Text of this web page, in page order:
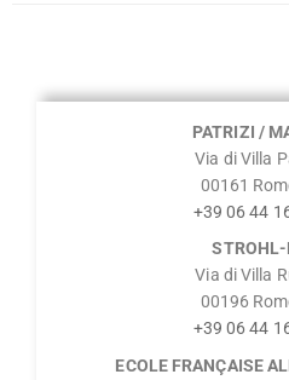
PATRIZI /
Via di Villa
00161
+39 06 44
STROHL-
Via di Villa
00196
+39 06 44
ECOLE FRANÇAISE